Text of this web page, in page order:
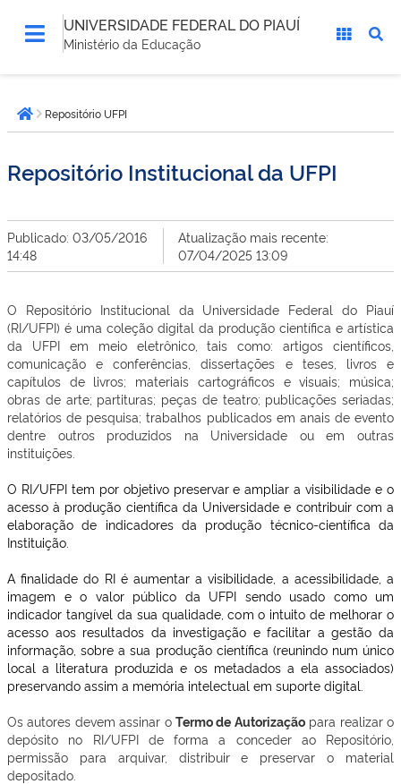
UNIVERSIDADE FEDERAL DO PIAUÍ
Ministério da Educação
está
aqui:Página inicial
Repositório UFPI
Repositório Institucional da UFPI
Publicado: 03/05/2016
14:48
Atualização mais recente:
07/04/2025 13:09
O Repositório Institucional da Universidade Federal do Piauí
(RI/UFPI) é uma coleção digital da produção científica e artística
da UFPI em meio eletrônico, tais como: artigos científicos,
comunicação e conferências, dissertações e teses, livros e
capítulos de livros; materiais cartográficos e visuais; música;
obras de arte; partituras; peças de teatro; publicações seriadas;
relatórios de pesquisa; trabalhos publicados em anais de evento
dentre outros produzidos na Universidade ou em outras
instituições.
O RI/UFPI tem por objetivo preservar e ampliar a visibilidade e o
acesso à produção científica da Universidade e contribuir com a
elaboração de indicadores da produção técnico-científica da
Instituição.
A finalidade do RI é aumentar a visibilidade, a acessibilidade, a
imagem e o valor público da UFPI sendo usado como um
indicador tangível da sua qualidade, com o intuito de melhorar o
acesso aos resultados da investigação e facilitar a gestão da
informação, sobre a sua produção científica (reunindo num único
local a literatura produzida e os metadados a ela associados)
preservando assim a memória intelectual em suporte digital.
Os autores devem assinar o Termo de Autorizaçãopara realizar o
depósito no RI/UFPI de forma a conceder ao Repositório,
permissão para arquivar, distribuir e preservar o material
depositado.